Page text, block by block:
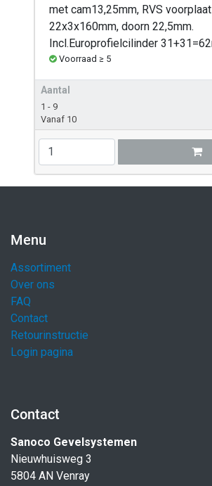
met cam13,25mm, RVS voorplaat
22x3x160mm, doorn 22,5mm.
Incl.Europrofielcilinder
Voorraad ≥ 5
Aantal
1 - 9
Vanaf 10
Menu
Assortiment
Over ons
FAQ
Contact
Retourinstructie
Login pagina
Contact
Sanoco Gevelsystemen
Nieuwhuisweg 3
5804 AN Venray